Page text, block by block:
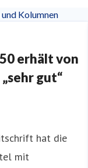
Kolumnen
erhält von
gut“
hat die
mit